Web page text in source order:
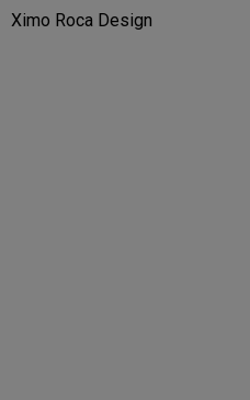
Ximo Roca Design​